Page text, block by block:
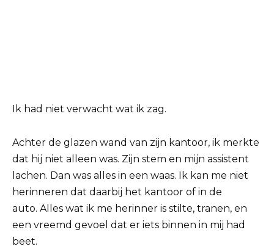
Ik had niet verwacht wat ik zag.
Achter de glazen wand van zijn kantoor, ik merkte
dat hij niet alleen was. Zijn stem en mijn assistent
lachen. Dan was alles in een waas. Ik kan me niet
herinneren dat daarbij het kantoor of in de
auto. Alles wat ik me herinner is stilte, tranen, en
een vreemd gevoel dat er iets binnen in mij had
beet.